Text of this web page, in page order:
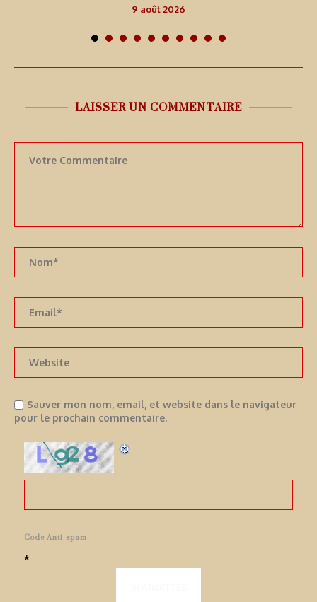
9 août 2026
LAISSER UN COMMENTAIRE
Sauver mon nom, email, et website dans le navigateur
pour le prochain commentaire.
Code Anti-spam
*